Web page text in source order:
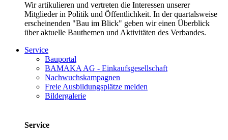
Wir artikulieren und vertreten die Interessen unserer
Mitglieder in Politik und Öffentlichkeit. In der quartalsweise
erscheinenden "Bau im Blick" geben wir einen Überblick
über aktuelle Bauthemen und Aktivitäten des Verbandes.
Service
Bauportal
BAMAKA AG - Einkaufsgesellschaft
Nachwuchskampagnen
Freie Ausbildungsplätze melden
Bildergalerie
Service